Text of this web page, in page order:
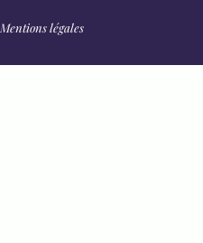
Mentions légales